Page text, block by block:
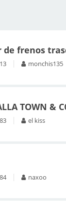
de frenos
monchis135
TOWN &
el kiss
naxoo